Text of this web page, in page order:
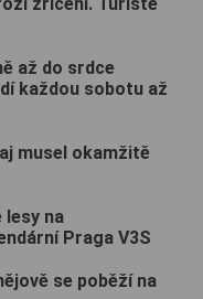
až do srdce
každou sobotu až
musel okamžitě
lesy na
Praga V3S
se poběží na